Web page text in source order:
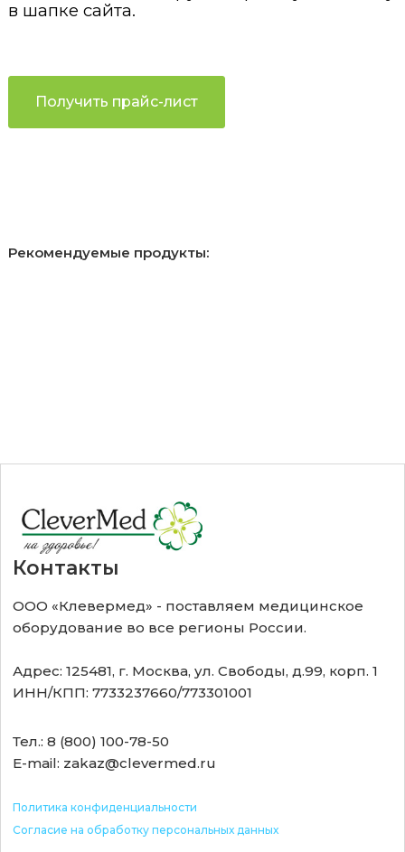
в шапке сайта.
Получить прайс-лист
Рекомендуемые продукты:
Контакты
ООО «Клевермед» - поставляем медицинское
оборудование во все регионы России.
Адрес: 125481, г. Москва, ул. Свободы, д.99, корп. 1
ИНН/КПП: 7733237660/773301001
Тел.: 8 (800) 100-78-50
E-mail: zakaz@clevermed.ru
Политика конфиденциальности
Согласие на обработку персональных данных